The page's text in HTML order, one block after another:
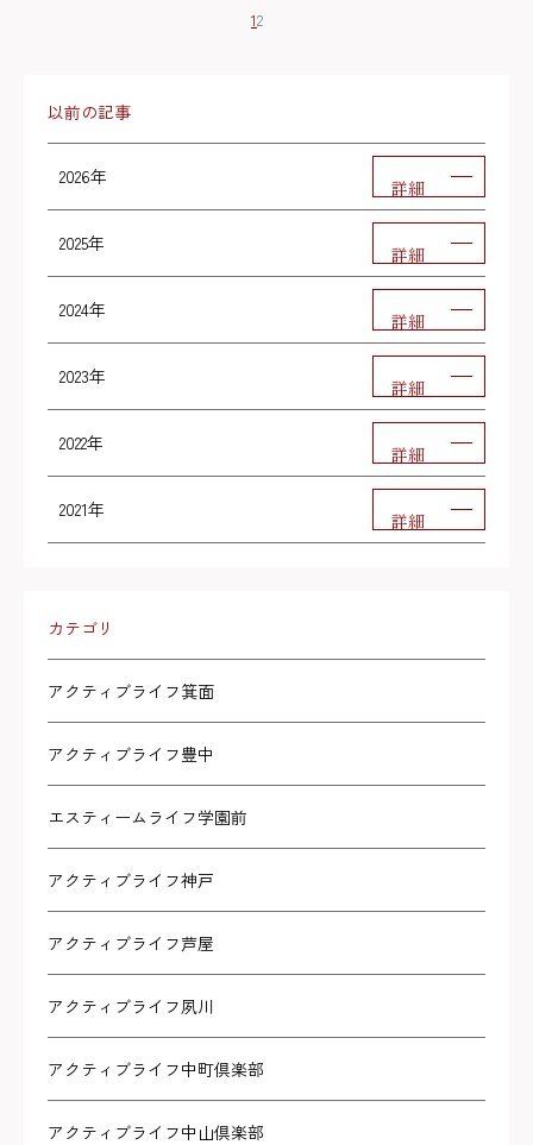
12
以前の記事
2026年 詳細
2025年 詳細
2024年 詳細
2023年 詳細
2022年 詳細
2021年 詳細
カテゴリ
アクティブライフ箕面
アクティブライフ豊中
エスティームライフ学園前
アクティブライフ神戸
アクティブライフ芦屋
アクティブライフ夙川
アクティブライフ中町倶楽部
アクティブライフ中山倶楽部